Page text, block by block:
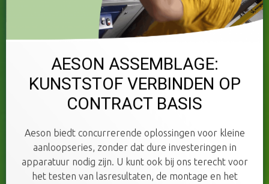
AESON ASSEMBLAGE:
KUNSTSTOF VERBINDEN OP
CONTRACT BASIS
Aeson biedt concurrerende oplossingen voor kleine
aanloopseries, zonder dat dure investeringen in
apparatuur nodig zijn. U kunt ook bij ons terecht voor
het testen van lasresultaten, de montage en het